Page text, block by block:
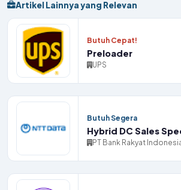
Artikel Lainnya yang Relevan
Butuh Cepat!
Preloader
UPS
Butuh Segera
Hybrid DC Sales
PT Bank Rakyat